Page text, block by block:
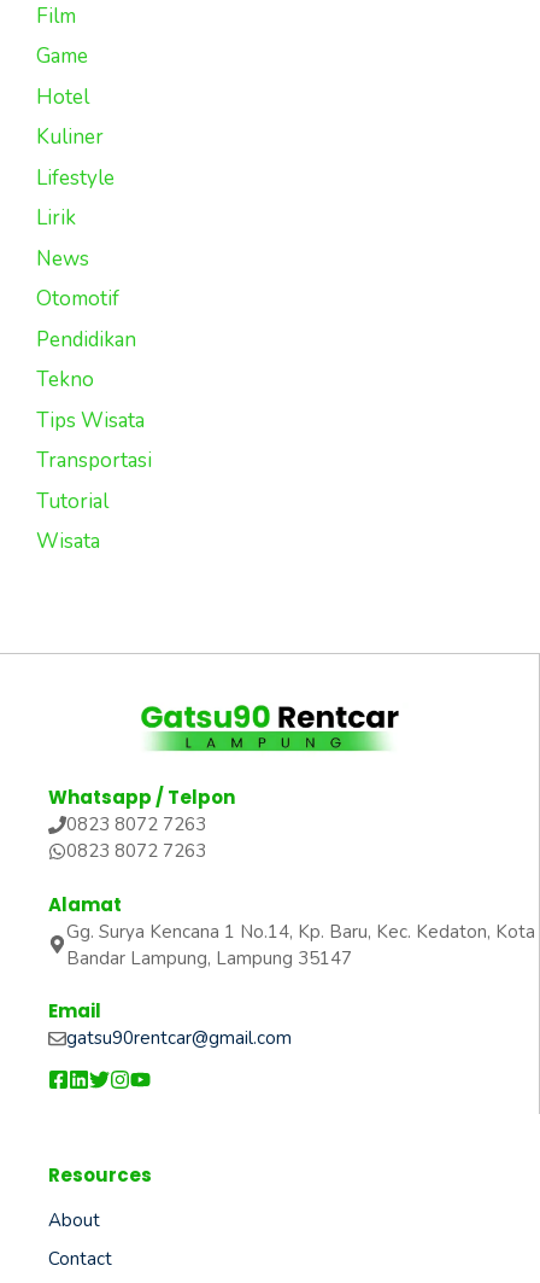
Film
Game
Hotel
Kuliner
Lifestyle
Lirik
News
Otomotif
Pendidikan
Tekno
Tips Wisata
Transportasi
Tutorial
Wisata
Whatsapp / Telpon
0823 8072 7263
0823 8072 7263
Alamat
Gg. Surya Kencana 1 No.14, Kp. Baru, Kec. Kedaton, Kota
Bandar Lampung, Lampung 35147
Email
gatsu90rentcar@gmail.com
Resources
About
Contact